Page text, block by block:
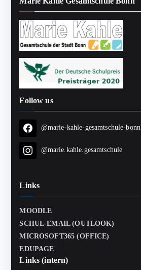
Follow us
@marie-kahle-gesamtschule-bonn
@marie.kahle.gesamtschule
Links
MOODLE
SCHUL-EMAIL (OUTLOOK)
MICROSOFT365 (OFFICE)
EDUPAGE
Links (intern)